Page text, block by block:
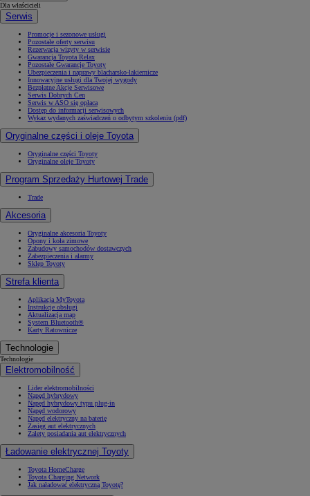
Dla właścicieli
Serwis
Promocje i sezonowe usługi
Pozostałe oferty serwisu
Rezerwacja wizyty w serwisie
Gwarancja Toyota Relax
Pozostałe Gwarancje Toyoty
Ubezpieczenia i naprawy blacharsko-lakiernicze
Innowacyjne usługi dla Twojej wygody
Bezpłatne Akcje Serwisowe
Serwis Dobrych Cen
Serwis w ASO się opłaca
Dostęp do informacji serwisowych
Wykaz wydanych zaświadczeń o odbytym szkoleniu (pdf)
Oryginalne części i oleje Toyota
Oryginalne części Toyoty
Oryginalne oleje Toyoty
Program Sprzedaży Hurtowej Trade
Trade
Akcesoria
Oryginalne akcesoria Toyoty
Opony i koła zimowe
Zabudowy samochodów dostawczych
Zabezpieczenia i alarmy
Sklep Toyoty
Strefa klienta
Aplikacja MyToyota
Instrukcje obsługi
Aktualizacja map
System Bluetooth®
Karty Ratownicze
Technologie
Technologie
Elektromobilność
Lider elektromobilności
Napęd hybrydowy
Napęd hybrydowy typu plug-in
Napęd wodorowy
Napęd elektryczny na baterię
Zasięg aut elektrycznych
Zalety posiadania aut elektrycznych
Ładowanie elektrycznej Toyoty
Toyota HomeCharge
Toyota Charging Network
Jak naładować elektryczną Toyotę?